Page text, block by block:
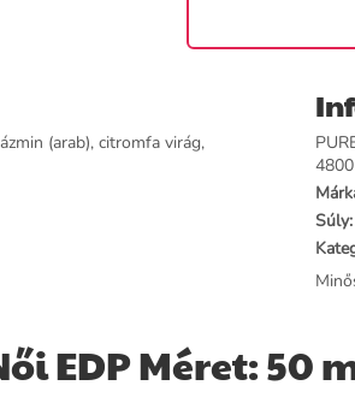
(arab), citromfa virág,
Súly:
EDP Méret: 50